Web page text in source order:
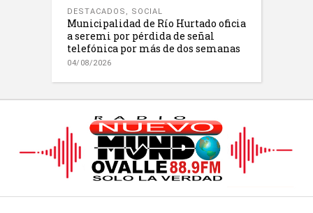
DESTACADOS , SOCIAL
Municipalidad de Río Hurtado oficia
a seremi por pérdida de señal
telefónica por más de dos semanas
04/08/2026